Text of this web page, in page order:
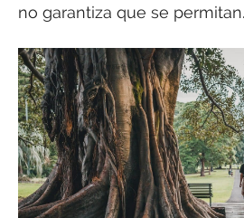
no garantiza que se permitan.